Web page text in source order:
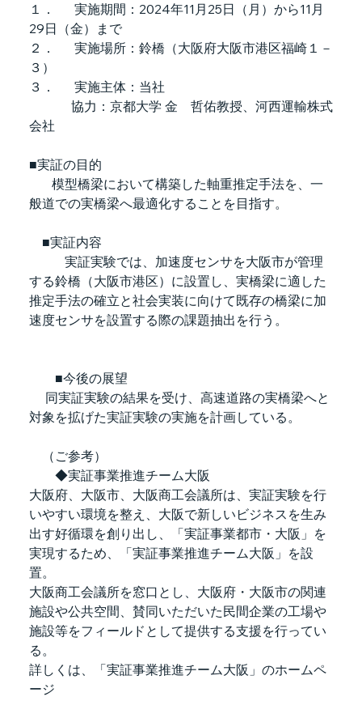
１．      実施期間：2024年11月25日（月）から11月
29日（金）まで
２．      実施場所：鈴橋（大阪府大阪市港区福崎１－
３）
３．      実施主体：当社
協力：京都大学 金　哲佑教授、河西運輸株式
会社
■実証の目的
模型橋梁において構築した軸重推定手法を、一
般道での実橋梁へ最適化することを目指す。
■実証内容
実証実験では、加速度センサを大阪市が管理
する鈴橋（大阪市港区）に設置し、実橋梁に適した
推定手法の確立と社会実装に向けて既存の橋梁に加
速度センサを設置する際の課題抽出を行う。
■今後の展望
同実証実験の結果を受け、高速道路の実橋梁へと
対象を拡げた実証実験の実施を計画している。
（ご参考）
◆実証事業推進チーム大阪
大阪府、大阪市、大阪商工会議所は、実証実験を行
いやすい環境を整え、大阪で新しいビジネスを生み
出す好循環を創り出し、「実証事業都市・大阪」を
実現するため、「実証事業推進チーム大阪」を設
置。
大阪商工会議所を窓口とし、大阪府・大阪市の関連
施設や公共空間、賛同いただいた民間企業の工場や
施設等をフィールドとして提供する支援を行ってい
る。
詳しくは、「実証事業推進チーム大阪」のホームペ
ージ